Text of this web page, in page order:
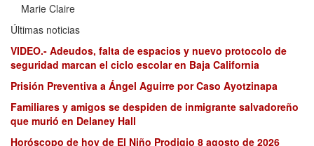
Marie Claire
Últimas noticias
VIDEO.- Adeudos, falta de espacios y nuevo protocolo de
seguridad marcan el ciclo escolar en Baja California
Prisión Preventiva a Ángel Aguirre por Caso Ayotzinapa
Familiares y amigos se despiden de inmigrante salvadoreño
que murió en Delaney Hall
Horóscopo de hoy de El Niño Prodigio 8 agosto de 2026